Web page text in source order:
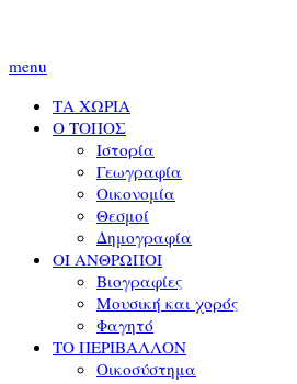
menu
ΤΑ ΧΩΡΙΑ
Ο ΤΟΠΟΣ
Ιστορία
Γεωγραφία
Οικονομία
Θεσμοί
Δημογραφία
ΟΙ ΑΝΘΡΩΠΟΙ
Βιογραφίες
Μουσική και χορός
Φαγητό
ΤΟ ΠΕΡΙΒΑΛΛΟΝ
Οικοσύστημα